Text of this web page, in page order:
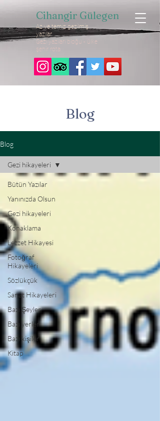
Cihangir Gülegen
Az ve temiz gezilmiş
yazılar
Gezi yazıları bloğu - ülke
şehir rota
Blog
Blog
Bütün Yazılar
Yanınızda Olsun
Gezi hikayeleri
Konaklama
Lezzet Hikayesi
Fotoğraf
Hikayeleri
Sözlükçük
Sanat Hikayeleri
Bazı Şeyler
Bazı yerler
Bazı kişiler
Kitap
Gezi hikayeleri